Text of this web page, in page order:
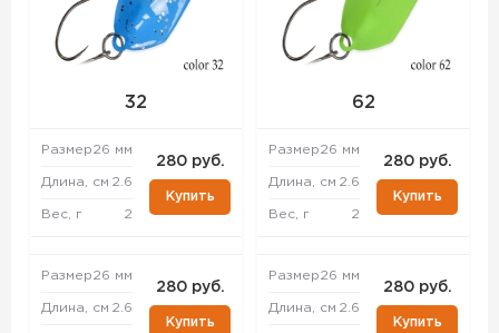
32
Размер26 мм
Длина, см 2.6
Вес, г 2
280 руб.
Купить
Размер26 мм
Длина, см 2.6
280 руб.
Купить
62
Размер26 мм
Длина, см 2.6
Вес, г 2
280 руб.
Купить
Размер26 мм
Длина, см 2.6
280 руб.
Купить